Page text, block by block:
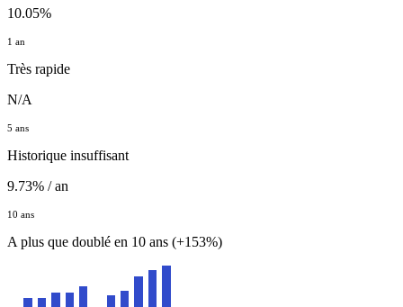
10.05%
1 an
Très rapide
N/A
5 ans
Historique insuffisant
9.73% / an
10 ans
A plus que doublé en 10 ans (+153%)